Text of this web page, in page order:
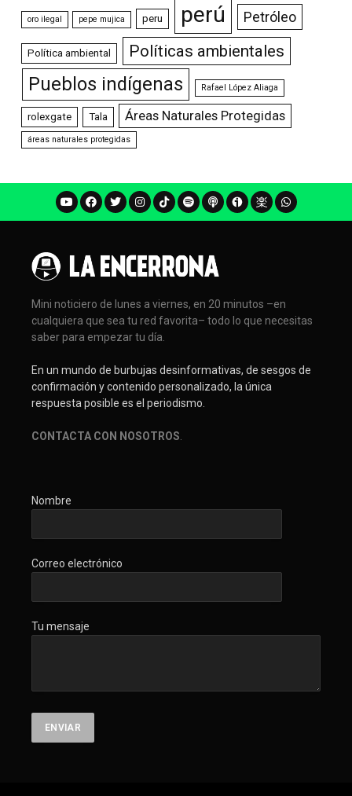
oro ilegal pepe mujica peru perú Petróleo
Política ambiental Políticas ambientales
Pueblos indígenas Rafael López Aliaga
rolexgate Tala Áreas Naturales Protegidas
áreas naturales protegidas
Mini noticiero de lunes a viernes, en 20 minutos –en
cualquiera que sea tu red favorita– todo lo que necesitas
saber para empezar tu día.
En un mundo de burbujas desinformativas, de sesgos de
confirmación y contenido personalizado, la única
respuesta posible es el periodismo.
CONTACTA CON NOSOTROS
Nombre
Correo electrónico
Tu mensaje